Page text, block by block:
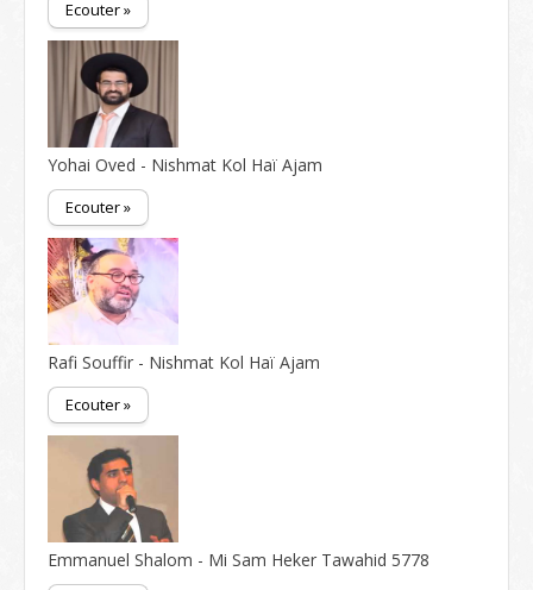
Ecouter »
Yohai Oved - Nishmat Kol Haï Ajam
Ecouter »
Rafi Souffir - Nishmat Kol Haï Ajam
Ecouter »
Emmanuel Shalom - Mi Sam Heker Tawahid 5778